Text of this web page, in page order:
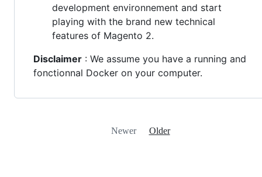
development environnement and start
playing with the brand new technical
features of Magento 2.
Disclaimer : We assume you have a running and
fonctionnal Docker on your computer.
Newer Older